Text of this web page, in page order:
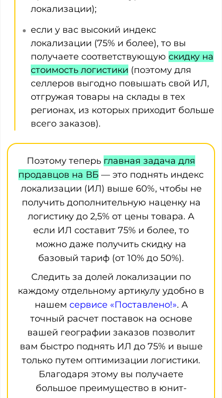
локализации);
если у вас высокий индекс
локализации (75% и более), то вы
получаете соответствующую скидку на
стоимость логистики (поэтому для
селлеров выгодно повышать свой ИЛ,
отгружая товары на склады в тех
регионах, из которых приходит больше
всего заказов).
Поэтому теперь главная задача для
продавцов на ВБ — это поднять индекс
локализации (ИЛ) выше 60%, чтобы не
получить дополнительную наценку на
логистику до 2,5% от цены товара. А
если ИЛ составит 75% и более, то
можно даже получить скидку на
базовый тариф (от 10% до 50%).
Следить за долей локализации по
каждому отдельному артикулу удобно в
нашем сервисе «Поставлено!». А
точный расчет поставок на основе
вашей географии заказов позволит
вам быстро поднять ИЛ до 75% и выше
только путем оптимизации логистики.
Благодаря этому вы получаете
большое преимущество в юнит-